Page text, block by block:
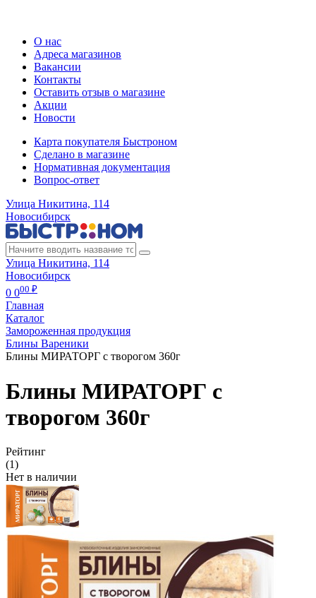
О нас
Адреса магазинов
Вакансии
Контакты
Оставить отзыв о магазине
Акции
Новости
Карта покупателя Быстроном
Сделано в магазине
Нормативная документация
Вопрос-ответ
Улица Никитина, 114
Новосибирск
Улица Никитина, 114
Новосибирск
0 000 ₽
Главная
Каталог
Замороженная продукция
Блины Вареники
Блины МИРАТОРГ с творогом 360г
Блины МИРАТОРГ с
творогом 360г
Рейтинг
(1)
Нет в наличии